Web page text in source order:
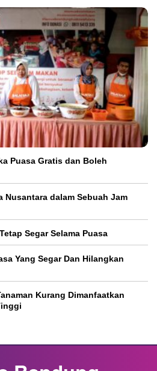
Puasa Gratis dan Boleh
Nusantara dalam Sebuah Jam
Segar Selama Puasa
Yang Segar Dan Hilangkan
Kurang Dimanfaatkan